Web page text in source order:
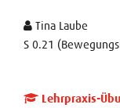
Tina Laube
S 0.21
Lehrpraxis-